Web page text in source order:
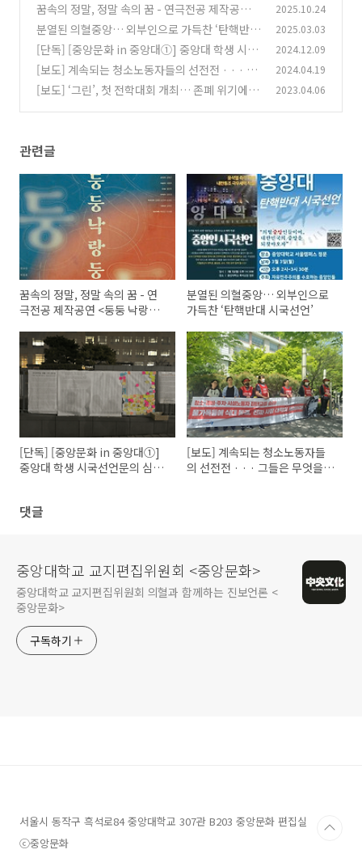
꿈속의 정말, 정말 속의 꿈 - 연극전공 제작공연 <
둥둥 낙랑둥> 성황리 막 내려
(0)
2025.10.24
분열된 의혈중앙… 외부인으로 가득찬 ‘탄핵반대
시국선언’ (0)
2025.03.03
[단독] [중앙문화 in 중앙대①] 중앙대 학생 시국
선언문의 심장, 정현석·홍서희 학우를 만나다
(2)
2024.12.09
[보도] 계속되는 청소노동자들의 선전전 · · · 그
들은 무엇을 원하는가
(0)
2024.04.19
[보도] ‘그린’, 첫 전학대회 개최… 존폐 위기에 놓
2023.04.06
관련글
꿈속의 정말, 정말 속의 꿈 - 연
극전공 제작공연 <둥둥 낙랑둥>
분열된 의혈중앙… 외부인으로
가득찬 ‘탄핵반대 시국선언’
[단독] [중앙문화 in 중앙대①]
중앙대 학생 시국선언문의 심장,
[보도] 계속되는 청소노동자들
의 선전전 · · · 그들은 무엇을
댓글
중앙대학교 교지편집위원회 <중앙문화>
중앙대학교 교지편집위원회 의혈과 함께하는 진보언론 <
중앙문화>
구독하기
서울시 동작구 흑석로84 중앙대학교 307관 B203 중앙문화 편집실
ⓒ중앙문화